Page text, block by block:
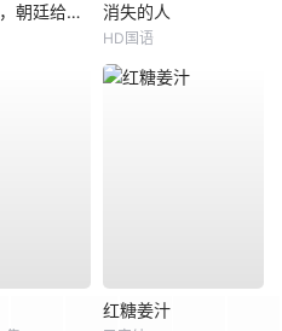
古代种田，朝廷给我发媳妇 消失的人
HD国语
红糖姜汁